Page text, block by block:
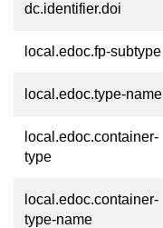
dc.identifier.doi
local.edoc.fp-subtype
local.edoc.type-name
local.edoc.container-
type
local.edoc.container-
type-name